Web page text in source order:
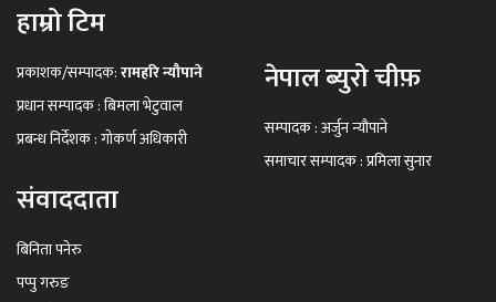
हाम्रो टिम
प्रकाशक/सम्पादक:रामहरि न्यौपाने
प्रधान सम्पादक : बिमला भेटुवाल
प्रबन्ध निर्देशक : गोकर्ण अधिकारी
नेपाल ब्युरो चीफ़
सम्पादक : अर्जुन न्यौपाने
समाचार सम्पादक : प्रमिला सुनार
संवाददाता
बिनिता पनेरु
पप्पु गरुङ